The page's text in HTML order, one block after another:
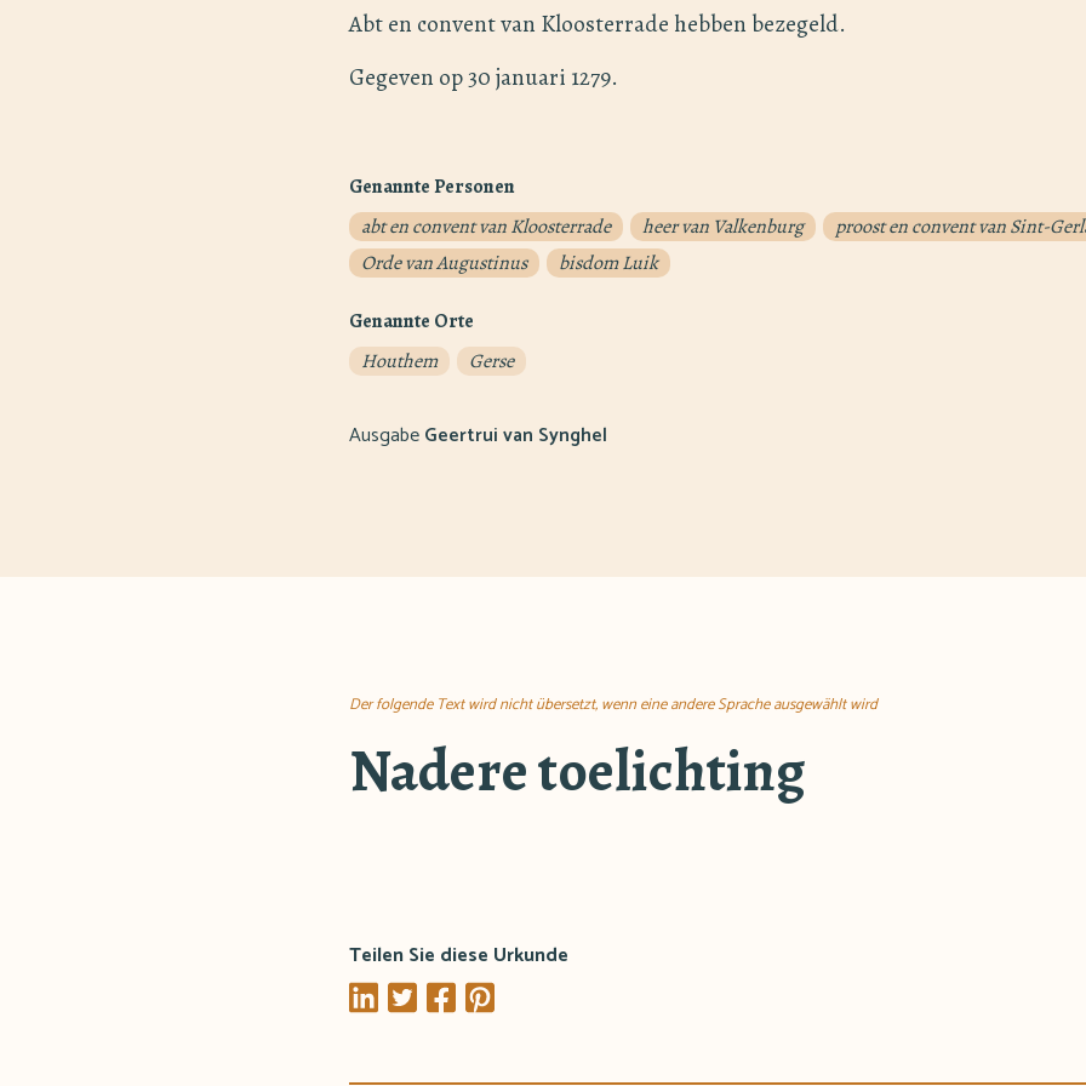
Abt en convent van Kloosterrade hebben bezegeld.
Gegeven op 30 januari 1279.
Genannte Personen
abt en convent van Kloosterrade
heer van Valkenburg
proost en convent van Sint-
Orde van Augustinus
bisdom Luik
Genannte Orte
Houthem
Gerse
AusgabeGeertrui van Synghel
Der folgende Text wird nicht übersetzt, wenn eine andere Sprache ausgewählt wird
Nadere toelichting
Teilen Sie diese Urkunde